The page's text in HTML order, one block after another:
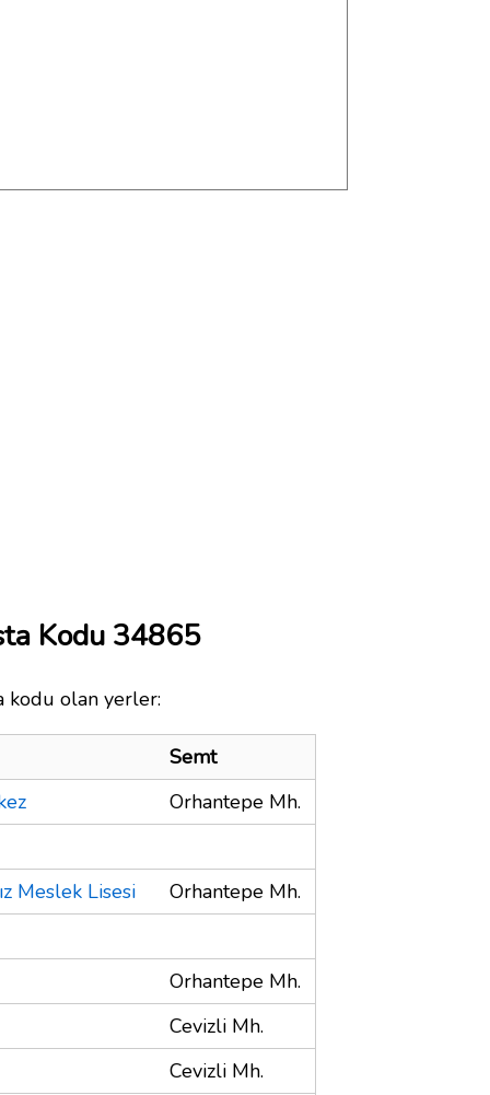
Kodu 34865
kodu olan yerler:
Semt
Orhantepe Mh.
Meslek Lisesi Orhantepe Mh.
Orhantepe Mh.
Cevizli Mh.
Cevizli Mh.